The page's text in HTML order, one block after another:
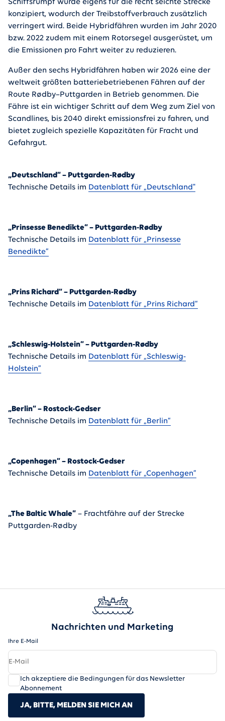
Schiffsrumpf wurde eigens für die recht seichte Strecke
konzipiert, wodurch der Treibstoffverbrauch zusätzlich
verringert wird. Beide Hybridfähren wurden im Jahr 2020
bzw. 2022 zudem mit einem Rotorsegel ausgerüstet, um
die Emissionen pro Fahrt weiter zu reduzieren.
Außer den sechs Hybridfähren haben wir 2026 eine der
weltweit größten batteriebetriebenen Fähren auf der
Route Rødby–Puttgarden in Betrieb genommen. Die
Fähre ist ein wichtiger Schritt auf dem Weg zum Ziel von
Scandlines, bis 2040 direkt emissionsfrei zu fahren, und
bietet zugleich spezielle Kapazitäten für Fracht und
Gefahrgut.
„Deutschland“ – Puttgarden-Rødby
Technische Details im Datenblatt für „Deutschland"
„Prinsesse Benedikte“ – Puttgarden-Rødby
Technische Details im Datenblatt für „Prinsesse
Benedikte“
„Prins Richard“ – Puttgarden-Rødby
Technische Details im Datenblatt für „Prins Richard“
„Schleswig-Holstein“ – Puttgarden-Rødby
Technische Details im Datenblatt für „Schleswig-
Holstein“
„Berlin“ – Rostock-Gedser
Technische Details im Datenblatt für „Berlin“
„Copenhagen“ – Rostock-Gedser
Technische Details im Datenblatt für „Copenhagen“
„The Baltic Whale” – Frachtfähre auf der Strecke
Puttgarden-Rødby
Nachrichten und Marketing
Ihre E-Mail
Ich akzeptiere die Bedingungen für das Newsletter
Abonnement
JA, BITTE, MELDEN SIE MICH AN